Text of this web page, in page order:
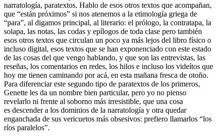
narratología, paratextos. Hablo de esos otros textos que acompañan,
que “están próximos” si nos atenemos a la etimología griega de
“para”, al digamos principal, al literario: el prólogo, la contratapa, la
solapa, las notas, las codas y epílogos de toda clase pero también
esos otros textos que circulan un poco ya más lejos del libro físico o
incluso digital, esos textos que se han exponenciado con este estado
de las cosas del que vengo hablando, y que son las entrevistas, las
reseñas, los comentarios en redes, los hilos e incluso los videítos que
hoy me tienen caminando por acá, en esta mañana fresca de otoño.
Para diferenciar este segundo tipo de paratextos de los primeros,
Genette les da un nombre bien particular, pero yo no pienso
revelarlo ni frente al soborno más irresistible, que una cosa
es descender a los dominios de la narratología y otra quedar
enganchada de sus vericuetos más obsesivos: prefiero llamarlos “los
ríos paralelos”.